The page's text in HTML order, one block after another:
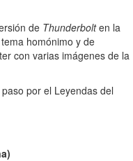
de Thunderbolten la
homónimo y de
con varias imágenes de la
por el Leyendas del